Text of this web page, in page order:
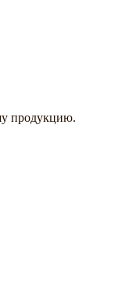
продукцию.